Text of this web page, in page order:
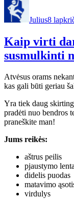
Julius8
Kaip virti
susmulkinti
Atvėsus orams
kas gali būti geriau
Yra tiek daug
pradėti nuo bendros
praneškite man!
Jums reikės:
aštrus peilis
pjaustymo
didelis puodas
matavimo
virdulys